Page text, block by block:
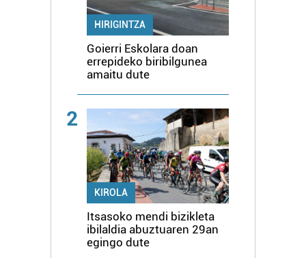
HIRIGINTZA
Goierri Eskolara doan
errepideko biribilgunea
amaitu dute
2
KIROLA
Itsasoko mendi bizikleta
ibilaldia abuztuaren 29an
egingo dute